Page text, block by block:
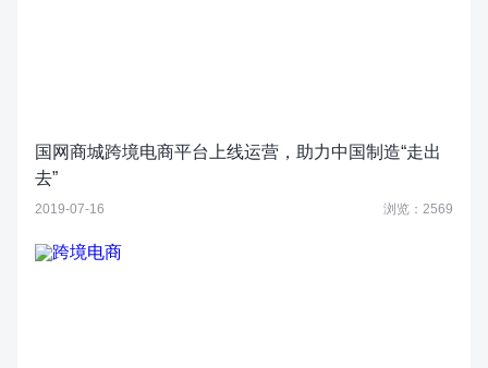
国网商城跨境电商平台上线运营，助力中国制造“走出
去”
2019-07-16 浏览：2569